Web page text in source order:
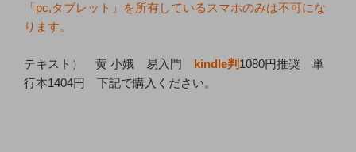
「pc,タブレット」を所有しているスマホのみは不可にな
ります。
テキスト） 黄 小娥 易入門 kindle判 1080円推奨 単
行本1404円 下記で購入ください。